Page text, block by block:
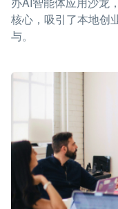
核心，吸引了本地创
与。